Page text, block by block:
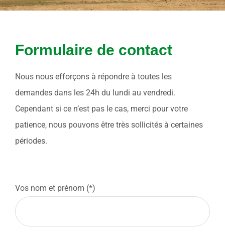
Formulaire de contact
Nous nous efforçons à répondre à toutes les
demandes dans les 24h du lundi au vendredi.
Cependant si ce n’est pas le cas, merci pour votre
patience, nous pouvons être très sollicités à certaines
périodes.
Vos nom et prénom (*)